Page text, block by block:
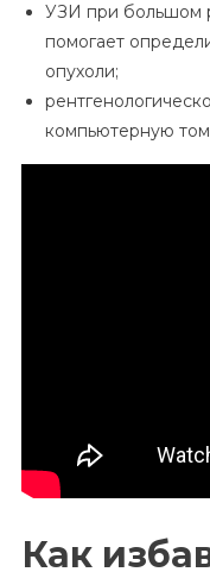
УЗИ при большом
помогает
опухоли;
компьютерную
Как